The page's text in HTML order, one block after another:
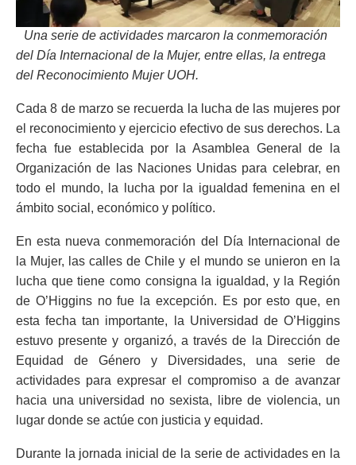
Una serie de actividades marcaron la conmemoración
del Día Internacional de la Mujer, entre ellas, la entrega
del Reconocimiento Mujer UOH.
Cada 8 de marzo se recuerda la lucha de las mujeres por
el reconocimiento y ejercicio efectivo de sus derechos. La
fecha fue establecida por la Asamblea General de la
Organización de las Naciones Unidas para celebrar, en
todo el mundo, la lucha por la igualdad femenina en el
ámbito social, económico y político.
En esta nueva conmemoración del Día Internacional de
la Mujer, las calles de Chile y el mundo se unieron en la
lucha que tiene como consigna la igualdad, y la Región
de O’Higgins no fue la excepción. Es por esto que, en
esta fecha tan importante, la Universidad de O’Higgins
estuvo presente y organizó, a través de la Dirección de
Equidad de Género y Diversidades, una serie de
actividades para expresar el compromiso a de avanzar
hacia una universidad no sexista, libre de violencia, un
lugar donde se actúe con justicia y equidad.
Durante la jornada inicial de la serie de actividades en la